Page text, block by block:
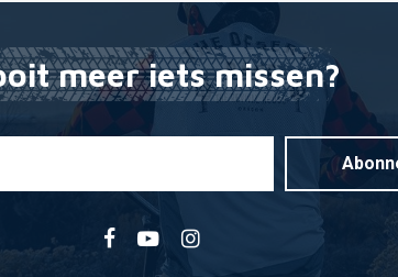
meer iets missen?